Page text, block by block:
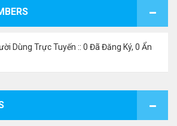
Dùng Trực Tuyến :: 0 Đã Đăng Ký, 0 Ẩn